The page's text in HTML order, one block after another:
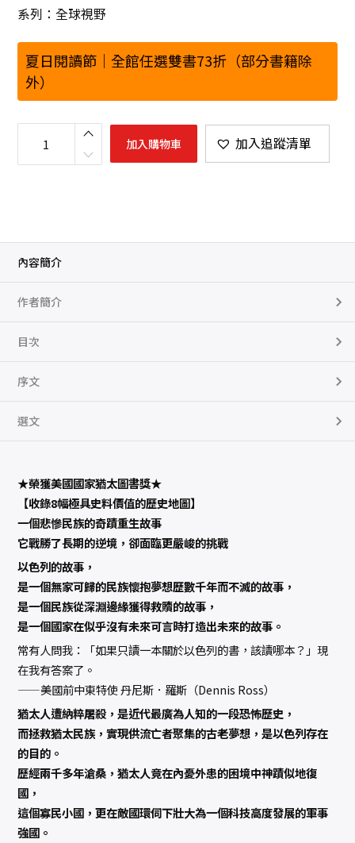
系列：全球視野
夏日閱讀節｜全館任選雙書73折（部分書籍除
外）
以
：
年
國
之
數
量
加入購物車 加入追蹤清單
內容簡介
作者簡介
目次
序文
選文
★榮獲美國國家猶太圖書獎★
【收錄8幅極具史料價值的歷史地圖】
一個悲慘民族的奇蹟重生故事
它戰勝了長期的逆境，卻面臨更嚴峻的挑戰
以色列的故事，
是一個無家可歸的民族懷抱夢想歷數千年而不滅的故事，
是一個民族從深淵邊緣獲得救贖的故事，
是一個國家在似乎沒有未來可言時打造出未來的故事。
常有人問我：「如果只讀一本關於以色列的書，該讀哪本？」現
在我有答案了。
——美國前中東特使 丹尼斯．羅斯（Dennis Ross）
猶太人遭納粹屠殺，是近代最廣為人知的一段恐怖歷史，
而拯救猶太民族，實現供流亡者聚集的古老夢想，是以色列存在
的目的。
歷經兩千多年滄桑，猶太人竟在內憂外患的困境中神蹟似地復
國，
這個寡民小國，更在敵國環伺下壯大為一個科技高度發展的軍事
強國。